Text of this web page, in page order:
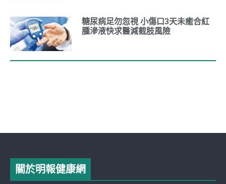
糖尿病足勿忽視 小傷口3天未癒合紅
腫滲液快求醫減截肢風險
關於明報健康網